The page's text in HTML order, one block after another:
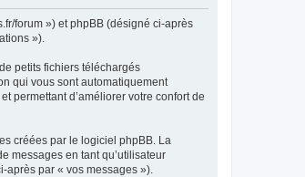
forum ») et phpBB (désigné ci-après
»).
petits fichiers téléchargés
qui vous sont automatiquement
permettant d’améliorer votre confort de
créées par le logiciel phpBB. La
messages en tant qu’utilisateur
après par « vos messages »).